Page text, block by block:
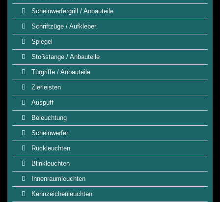
Scheinwerfergrill / Anbauteile
Schriftzüge / Aufkleber
Spiegel
Stoßstange / Anbauteile
Türgriffe / Anbauteile
Zierleisten
Auspuff
Beleuchtung
Scheinwerfer
Rückleuchten
Blinkleuchten
Innenraumleuchten
Kennzeichenleuchten